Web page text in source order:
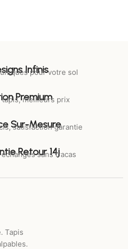
Infinis
pour votre sol
Premium
meilleurs prix
Sur-Mesure
satisfaction garantie
Retour 14j
sans tracas
Tapis